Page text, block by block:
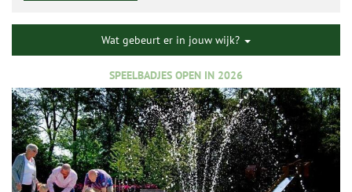
Wat gebeurt er in jouw wijk?
SPEELBADJES OPEN IN 2026